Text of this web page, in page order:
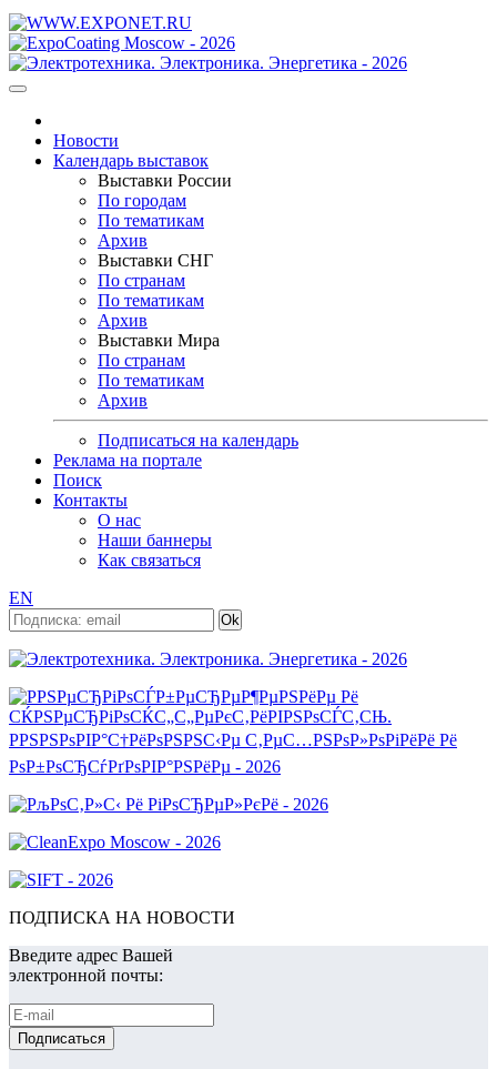
Новости
Календарь выставок
Выставки России
По городам
По тематикам
Архив
Выставки СНГ
По странам
По тематикам
Архив
Выставки Мира
По странам
По тематикам
Архив
Подписаться на календарь
Реклама на портале
Поиск
Контакты
О нас
Наши баннеры
Как связаться
EN
ПОДПИСКА НА НОВОСТИ
Введите адрес Вашей
электронной почты: